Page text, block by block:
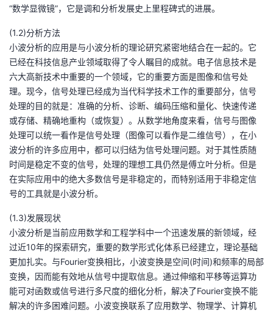
“数学显微镜”，它是调和分析发展史上里程碑式的进展。
(1.2)分析方法
小波分析的应用是与小波分析的理论研究紧密地结合在一起的。它
已经在科技信息产业领域取得了令人瞩目的成就。电子信息技术是
六大高新技术中重要的一个领域，它的重要方面是图像和信号处
理。现今，信号处理已经成为当代科学技术工作的重要部分，信号
处理的目的就是：准确的分析、诊断、编码压缩和量化、快速传递
或存储、精确地重构（或恢复）。从数学地角度来看，信号与图像
处理可以统一看作是信号处理（图像可以看作是二维信号），在小
波分析的许多应用中，都可以归结为信号处理问题。对于其性质随
时间是稳定不变的信号，处理的理想工具仍然是傅立叶分析。但是
在实际应用中的绝大多数信号是非稳定的，而特别适用于非稳定信
号的工具就是小波分析。
(1.3)发展现状
小波分析是当前应用数学和工程学科中一个迅速发展的新领域，经
过近10年的探索研究，重要的数学形式化体系已经建立，理论基础
更加扎实。与Fourier变换相比，小波变换是空间(时间)和频率的局部
变换，因而能有效地从信号中提取信息。通过伸缩和平移等运算功
能可对函数或信号进行多尺度的细化分析，解决了Fourier变换不能
解决的许多困难问题。小波变换联系了应用数学、物理学、计算机